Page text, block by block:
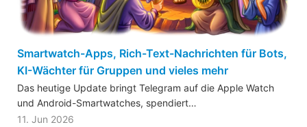
Smartwatch-Apps, Rich-Text-Nachrichten für Bots,
KI-Wächter für Gruppen und vieles mehr
Das heutige Update bringt Telegram auf die Apple Watch
und Android-Smartwatches, spendiert…
11. Jun 2026